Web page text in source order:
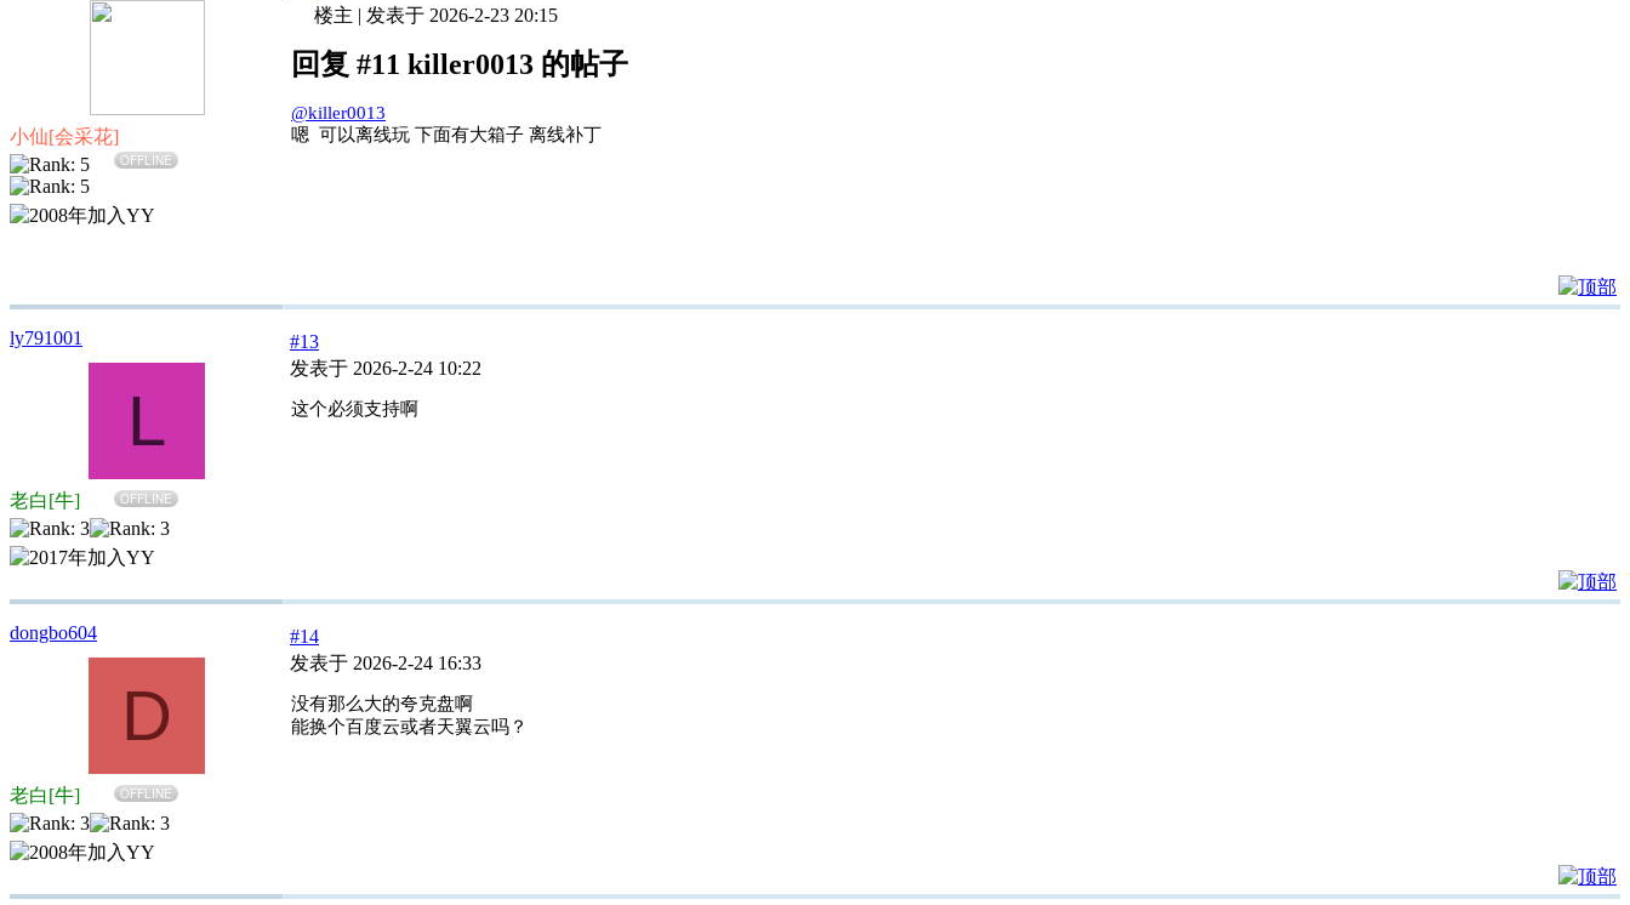
小仙[会采花]
OFFLINE
楼主 | 发表于 2026-2-23 20:15
回复 #11 killer0013 的帖子
@killer0013
嗯 可以离线玩 下面有大箱子 离线补丁
ly791001
L
老白[牛] OFFLINE
#13
发表于 2026-2-24 10:22
这个必须支持啊
dongbo604
D
老白[牛] OFFLINE
#14
发表于 2026-2-24 16:33
没有那么大的夸克盘啊
能换个百度云或者天翼云吗？